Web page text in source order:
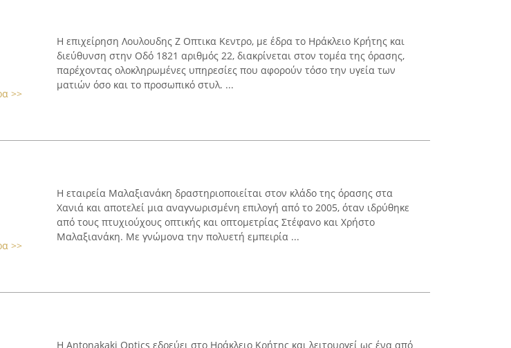
>>
Η επιχείρηση Λουλουδης Ζ Οπτικα Κεντρο, με έδρα το Ηράκλειο Κρήτης και
διεύθυνση στην Οδό 1821 αριθμός 22, διακρίνεται στον τομέα της όρασης,
παρέχοντας ολοκληρωμένες υπηρεσίες που αφορούν τόσο την υγεία των
ματιών όσο και το προσωπικό στυλ. ...
>>
Η εταιρεία Μαλαξιανάκη δραστηριοποιείται στον κλάδο της όρασης στα
Χανιά και αποτελεί μια αναγνωρισμένη επιλογή από το 2005, όταν ιδρύθηκε
από τους πτυχιούχους οπτικής και οπτομετρίας Στέφανο και Χρήστο
Μαλαξιανάκη. Με γνώμονα την πολυετή εμπειρία ...
Η Antonakaki Optics εδρεύει στο Ηράκλειο Κρήτης και λειτουργεί ως ένα από